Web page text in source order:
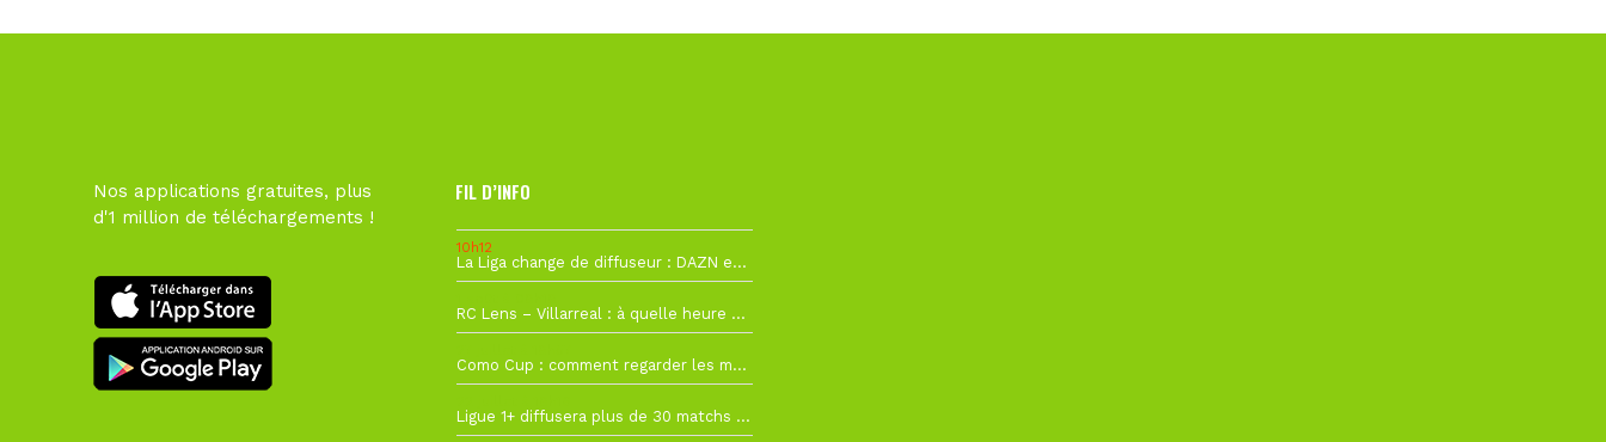
Nos applications gratuites, plus
d'1 million de téléchargements !
FIL D’INFO
10h12
La Liga change de diffuseur : DAZN et Disney+ remplacent beIN Sports !
RC Lens – Villarreal : à quelle heure et sur quelle chaîne voir la finale de la Como Cup ?
Como Cup : comment regarder les matchs du RC Lens en direct ?
Ligue 1+ diffusera plus de 30 matchs amicaux avant la reprise de la Ligue 1